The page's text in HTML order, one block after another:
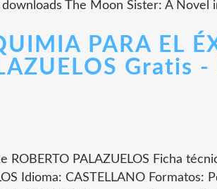
The Moon Sister: A Novel
PARA EL
Gratis -
ROBERTO PALAZUELOS Ficha
Idioma: CASTELLANO Formatos: